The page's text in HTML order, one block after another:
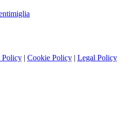
Policy| Cookie Policy| Legal Policy